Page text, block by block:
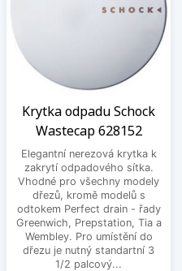
Krytka odpadu Schock
Wastecap 628152
Elegantní nerezová krytka k
zakrytí odpadového sítka.
Vhodné pro všechny modely
dřezů, kromě modelů s
odtokem Perfect drain - řady
Greenwich, Prepstation, Tia a
Wembley. Pro umístění do
dřezu je nutný standartní 3
1/2 palcový...